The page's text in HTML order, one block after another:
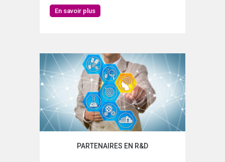
En savoir plus
PARTENAIRES EN R&D